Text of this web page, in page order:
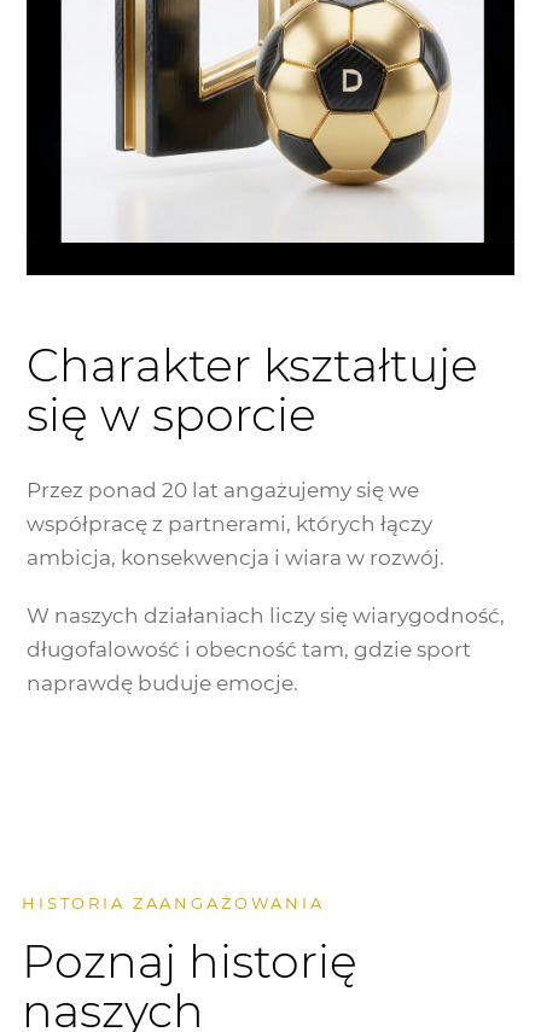
Charakter kształtuje
się w sporcie
Przez ponad 20 lat angażujemy się we
współpracę z partnerami, których łączy
ambicja, konsekwencja i wiara w rozwój.
W naszych działaniach liczy się wiarygodność,
długofalowość i obecność tam, gdzie sport
naprawdę buduje emocje.
HISTORIA ZAANGAŻOWANIA
Poznaj historię
naszych